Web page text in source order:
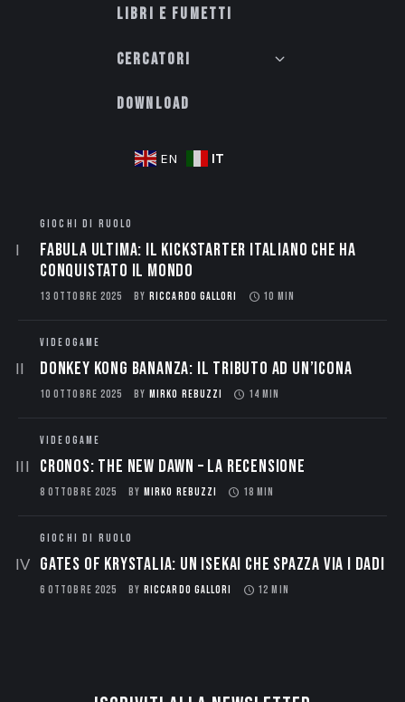
Libri e fumetti
Cercatori
Download
EN IT
GIOCHI DI RUOLO
Fabula Ultima: il Kickstarter italiano che ha
conquistato il mondo
13 OTTOBRE 2025 BY RICCARDO GALLORI 10 MIN
VIDEOGAME
Donkey Kong Bananza: Il Tributo ad un’Icona
10 OTTOBRE 2025 BY MIRKO REBUZZI 14 MIN
VIDEOGAME
CRONOS: THE NEW DAWN – La Recensione
8 OTTOBRE 2025 BY MIRKO REBUZZI 18 MIN
GIOCHI DI RUOLO
Gates of Krystalia: Un Isekai che spazza via i dadi
6 OTTOBRE 2025 BY RICCARDO GALLORI 12 MIN